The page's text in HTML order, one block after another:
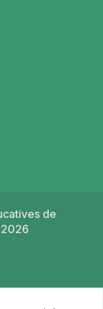
onglet.
onglet.
dans un nouvel
de